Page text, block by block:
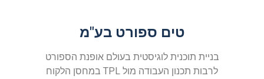
טים ספורט בע"מ
בניית תוכנית לוגיסטית בעולם אופנת הספורט
לרבות תכנון העבודה מול TPL במחסן הלקוח